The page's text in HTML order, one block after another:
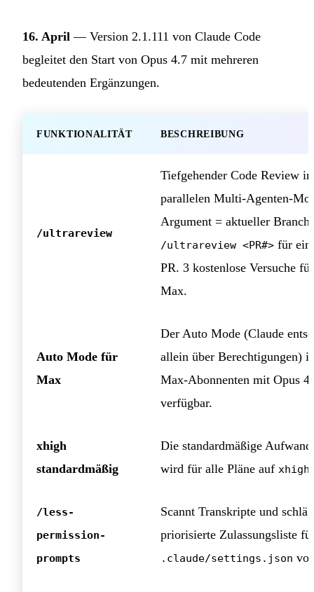
16. April — Version 2.1.111 von Claude Code
begleitet den Start von Opus 4.7 mit mehreren
bedeutenden Ergänzungen.
FUNKTIONALITÄT BESCHREIBUNG
/ultrareview
Tiefgehender Code Review
parallelen Multi-Agenten-
Argument = aktueller Branch;
/ultrareview <PR#> für
PR. 3 kostenlose Versuche
Max.
Auto Mode für
Max
Der Auto Mode (Claude
allein über Berechtigungen)
Max-Abonnenten mit Opus
verfügbar.
xhigh
standardmäßig
Die standardmäßige
wird für alle Pläne auf xhigh
/less-
permission-
prompts
Scannt Transkripte und
priorisierte Zulassungsliste
.claude/settings.json